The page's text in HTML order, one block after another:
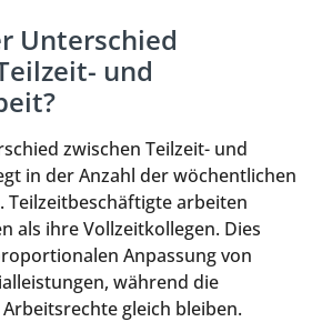
Unterschied
und
zwischen Teilzeit- und
in der Anzahl der wöchentlichen
Teilzeitbeschäftigte arbeiten
als ihre Vollzeitkollegen. Dies
Anpassung von
während die
gleich bleiben.